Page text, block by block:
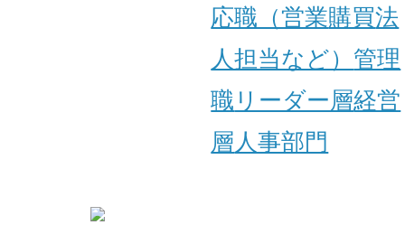
応職（営業購買法
人担当など） 管理
職 リーダー層経営
層 人事部門